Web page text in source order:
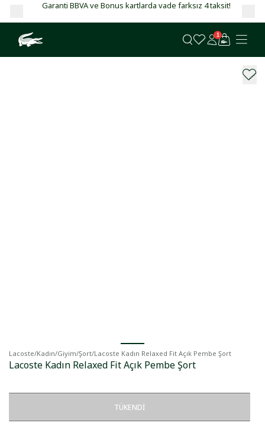
Garanti BBVA ve Bonus kartlarda vade farksız 4 taksit!
1
Lacoste/Kadın/Giyim/Şort/Lacoste Kadın Relaxed Fit Açık Pembe Şort
Lacoste Kadın Relaxed Fit Açık Pembe Şort
TÜKENDI